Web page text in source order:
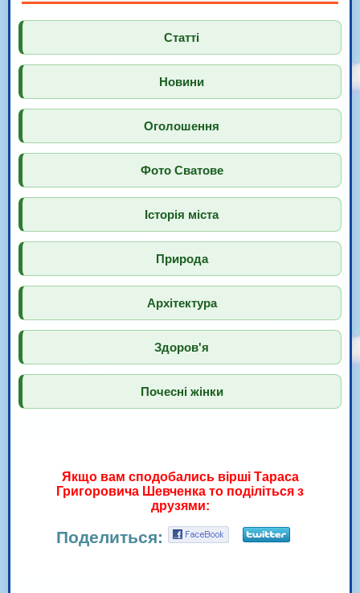
Статті
Новини
Оголошення
Фото Сватове
Історія міста
Природа
Архітектура
Здоров'я
Почесні жінки
Якщо вам сподобались вірші Тараса
Григоровича Шевченка то поділіться з
друзями:
Поделиться: